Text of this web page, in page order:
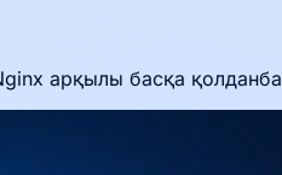
арқылы басқа